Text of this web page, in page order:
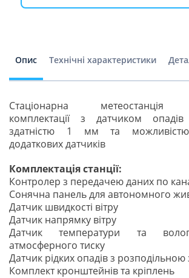
Опис Технічні характеристики
Стаціонарна метеостанція
комплектації з датчиком
здатністю 1 мм та можливістю
додаткових датчиків
Комплектація станції:
Контролер з передачею даних по
Сонячна панель для автономного
Датчик швидкості вітру
Датчик напрямку вітру
Датчик температури та
атмосферного тиску
Датчик рідких опадів з
Комплект кронштейнів та кріплень